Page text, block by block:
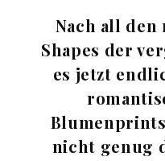
Nach all
Shapes der
es jetzt
nicht genug